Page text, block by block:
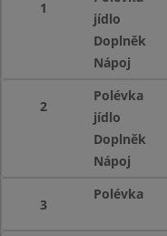
1
jídlo
Doplněk
Nápoj
2
Polévka
jídlo
Doplněk
Nápoj
3
Polévka